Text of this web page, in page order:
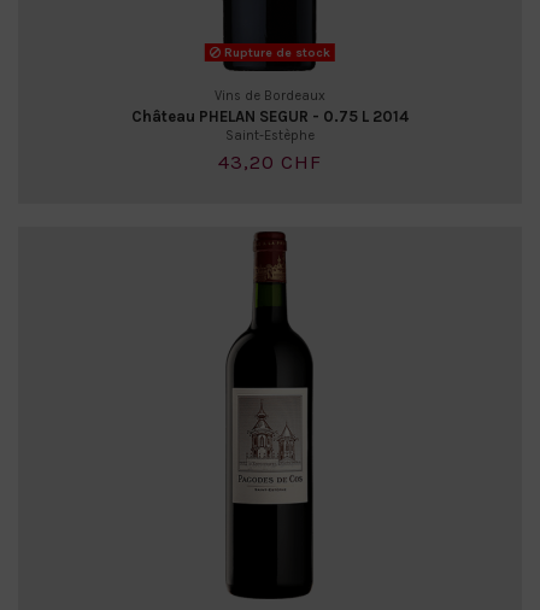
Rupture de stock
Vins de Bordeaux
Château PHELAN SEGUR - 0.75 L 2014
Saint-Estèphe
43,20 CHF